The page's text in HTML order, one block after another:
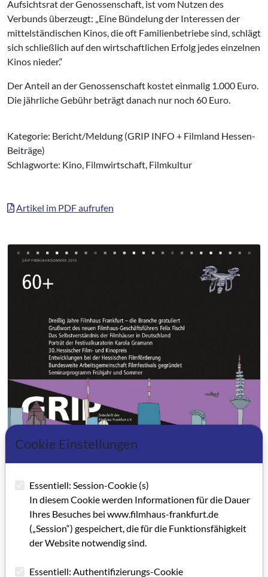
Aufsichtsrat der Genossenschaft, ist vom Nutzen des
Verbunds überzeugt: „Eine Bündelung der Interessen der
mittelständischen Kinos, die oft Familienbetriebe sind, schlägt
sich schließlich auf den wirtschaftlichen Erfolg jedes einzelnen
Kinos nieder.“
Der Anteil an der Genossenschaft kostet einmalig 1.000 Euro.
Die jährliche Gebühr beträgt danach nur noch 60 Euro.
Kategorie: Bericht/Meldung (GRIP INFO + Filmland Hessen-
Beiträge)
Schlagworte: Kino, Filmwirtschaft, Filmkultur
Artikel im PDF aufrufen
Cookie Einstellungen
Essentiell: Session-Cookie (s)
In diesem Cookie werden Informationen für die Dauer
Ihres Besuches bei www.filmhaus-frankfurt.de
(„Session“) gespeichert, die für die Funktionsfähigkeit
der Website notwendig sind.
Essentiell: Authentifizierungs-Cookie